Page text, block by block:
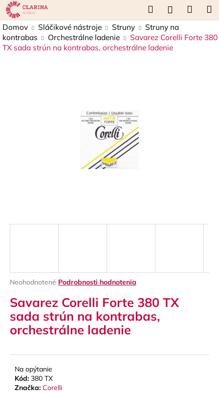
Prejsť
na
obsah
Hľadať
Domov Sláčikové nástroje Struny
Struny na
kontrabas
Orchestrálne ladenie
Savarez Corelli Forte 380
TX sada strún na kontrabas, orchestrálne ladenie
Priemerné
produktu
je
0,0
z
5
Neohodnotené Podrobnosti hodnotenia
Savarez Corelli Forte 380 TX
sada strún na kontrabas,
orchestrálne ladenie
Na opýtanie
Kód: 380 TX
Značka: Corelli
K
o
š
Späť
Späť
Č
ť
?
HĽADAŤ
O
d